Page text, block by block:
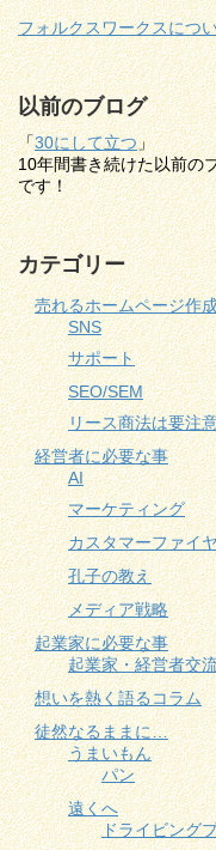
フォルクスワークスにつ
以前のブログ
「30にして立つ」
10年間書き続けた以前の
です！
カテゴリー
売れるホームページ作
SNS
サポート
SEO/SEM
リース商法は要注
経営者に必要な事
AI
マーケティング
カスタマーファイ
孔子の教え
メディア戦略
起業家に必要な事
起業家・経営者交
想いを熱く語るコラム
徒然なるままに…
うまいもん
パン
遠くへ
ドライビング